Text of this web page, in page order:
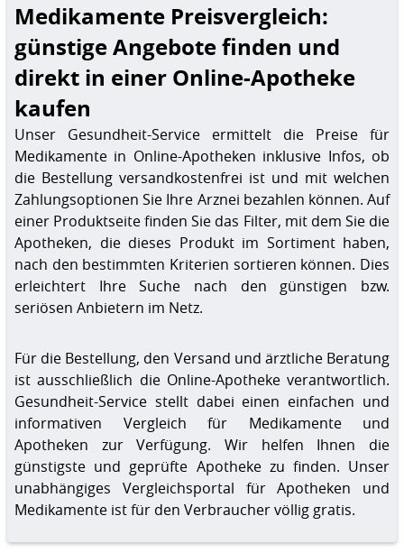
Medikamente Preisvergleich:
günstige Angebote finden und
direkt in einer Online-Apotheke
kaufen
Unser Gesundheit-Service ermittelt die Preise für
Medikamente in Online-Apotheken inklusive Infos, ob
die Bestellung versandkostenfrei ist und mit welchen
Zahlungsoptionen Sie Ihre Arznei bezahlen können. Auf
einer Produktseite finden Sie das Filter, mit dem Sie die
Apotheken, die dieses Produkt im Sortiment haben,
nach den bestimmten Kriterien sortieren können. Dies
erleichtert Ihre Suche nach den günstigen bzw.
seriösen Anbietern im Netz.
Für die Bestellung, den Versand und ärztliche Beratung
ist ausschließlich die Online-Apotheke verantwortlich.
Gesundheit-Service stellt dabei einen einfachen und
informativen Vergleich für Medikamente und
Apotheken zur Verfügung. Wir helfen Ihnen die
günstigste und geprüfte Apotheke zu finden. Unser
unabhängiges Vergleichsportal für Apotheken und
Medikamente ist für den Verbraucher völlig gratis.